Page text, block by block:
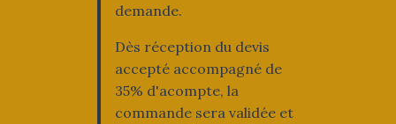
demande.
Dès réception du devis
accepté accompagné de
35% d'acompte, la
commande sera validée et